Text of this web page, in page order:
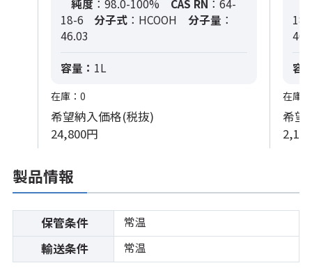
純度 ：98.0-100% CAS RN ：64-
18-6
分子式 ：HCOOH 分子量 ：
46.03
容量： 1L
在庫：0
希望納入価格(税抜)
24,800円
容
在庫
希望
製品情報
保管条件 常温
輸送条件 常温